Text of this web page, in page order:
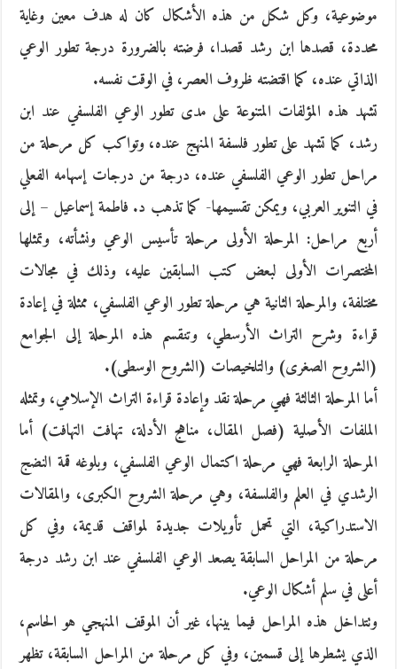
موضوعية، وكل شكل من هذه الأشكال كان له هدف معين وغاية
محددة، قصدها ابن رشد قصدا، فرضته بالضرورة درجة تطور الوعي
الذاتي عنده، كما اقتضته ظروف العصر، في الوقت نفسه.
تشهد هذه المؤلفات المتنوعة على مدى تطور الوعي الفلسفي عند ابن
رشد، كما تشهد على تطور فلسفة المنهج عنده، وتواكب كل مرحلة من
مراحل تطور الوعي الفلسفي عنده، درجة من درجات إسهامه الفعلي
في التنوير العربي، ويمكن تقسيمها- كما تذهب د. فاطمة إسماعيل – إلى
أربع مراحل: المرحلة الأولى مرحلة تأسيس الوعي ونشأته، وتمثلها
المختصرات الأولى لبعض كتب السابقين عليه، وذلك في مجالات
مختلفة، والمرحلة الثانية هي مرحلة تطور الوعي الفلسفي، ممثلة في إعادة
قراءة وشرح التراث الأرسطي، وتنقسم هذه المرحلة إلى الجوامع
(الشروح الصغرى) والتلخيصات (الشروح الوسطى).
أما المرحلة الثالثة فهي مرحلة نقد وإعادة قراءة التراث الإسلامي، وتمثله
الملفات الأصلية (فصل المقال، مناهج الأدلة، تهافت التهافت) أما
المرحلة الرابعة فهي مرحلة اكتمال الوعي الفلسفي، وبلوغه قمة النضج
الرشدي في العلم والفلسفة، وهي مرحلة الشروح الكبرى، والمقالات
الاستدراكية، التي تحمل تأويلات جديدة لمواقف قديمة، وفي كل
مرحلة من المراحل السابقة يصعد الوعي الفلسفي عند ابن رشد درجة
أعلى في سلم أشكال الوعي.
وتتداخل هذه المراحل فيما بينها، غير أن الموقف المنهجي هو الحاسم،
الذي يشطرها إلى قسمين، وفي كل مرحلة من المراحل السابقة، تظهر